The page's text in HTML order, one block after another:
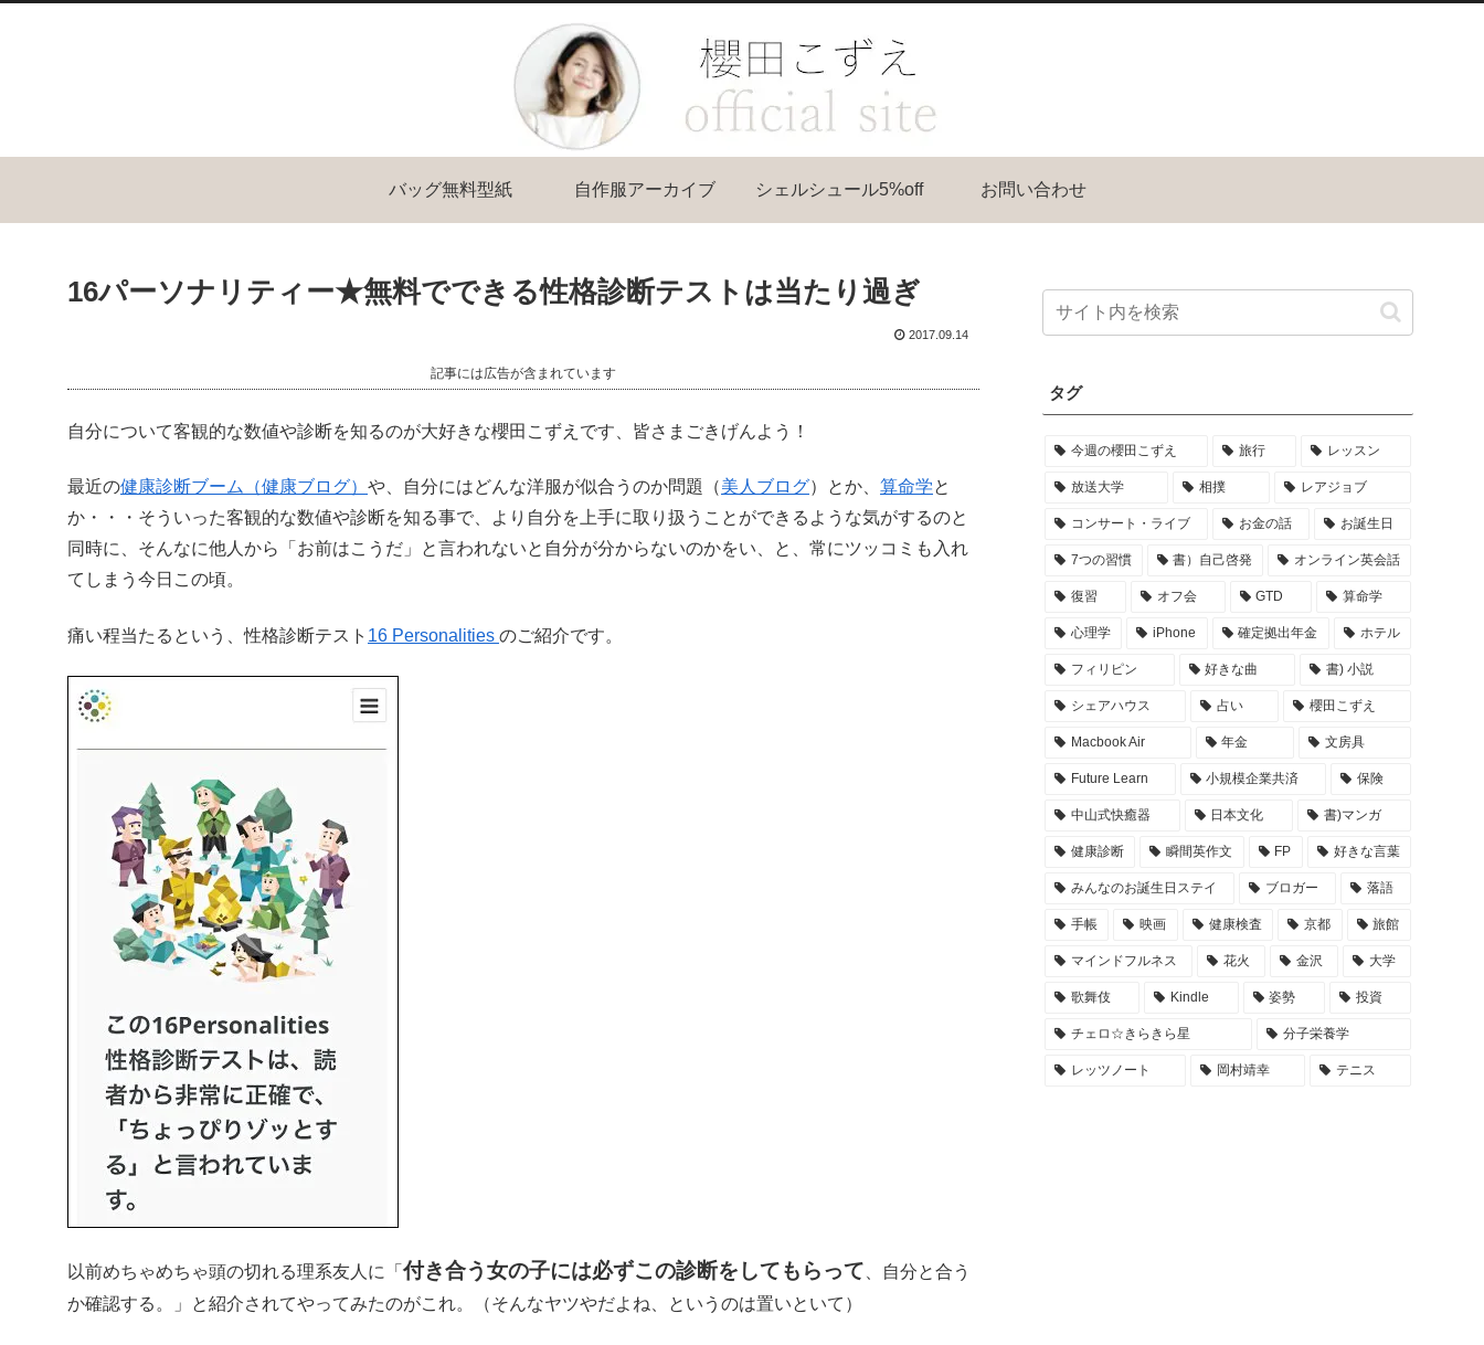
バッグ無料型紙 自作服アーカイブ シェルシュール5%off お問い合わせ
16パーソナリティー★無料でできる性格診断テストは当たり過ぎ
2017.09.14
記事には広告が含まれています
自分について客観的な数値や診断を知るのが大好きな櫻田こずえです、皆さまごきげんよう！
最近の健康診断ブーム（健康ブログ） や、自分にはどんな洋服が似合うのか問題（美人ブログ）とか、 算命学と
か・・・そういった客観的な数値や診断を知る事で、より自分を上手に取り扱うことができるような気がするのと
同時に、そんなに他人から「お前はこうだ」と言われないと自分が分からないのかをい、と、常にツッコミも入れ
てしまう今日この頃。
痛い程当たるという、性格診断テスト 16 Personalities のご紹介です。
以前めちゃめちゃ頭の切れる理系友人に「 付き合う女の子には必ずこの診断をしてもらって 、自分と合う
か確認する。」と紹介されてやってみたのがこれ。（そんなヤツやだよね、というのは置いといて）
タグ
今週の櫻田こずえ 旅行 レッスン
放送大学 相撲 レアジョブ
コンサート・ライブ お金の話 お誕生日
7つの習慣 書）自己啓発 オンライン英会話
復習 オフ会 GTD 算命学
心理学 iPhone 確定拠出年金 ホテル
フィリピン 好きな曲 書) 小説
シェアハウス 占い 櫻田こずえ
Macbook Air 年金 文房具
Future Learn 小規模企業共済 保険
中山式快癒器 日本文化 書)マンガ
健康診断 瞬間英作文 FP 好きな言葉
みんなのお誕生日ステイ ブロガー 落語
手帳 映画 健康検査 京都 旅館
マインドフルネス 花火 金沢 大学
歌舞伎 Kindle 姿勢 投資
チェロ☆きらきら星 分子栄養学
レッツノート 岡村靖幸 テニス